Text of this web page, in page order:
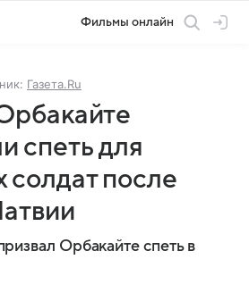
Фильмы онлайн
Газета.Ru
спеть для
солдат после
Орбакайте спеть в